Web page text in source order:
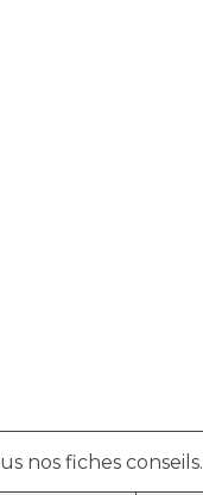
nos fiches conseils.